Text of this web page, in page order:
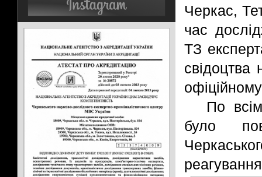
Черкас,
час
ТЗ
свідоцтва
офіційному
По
було